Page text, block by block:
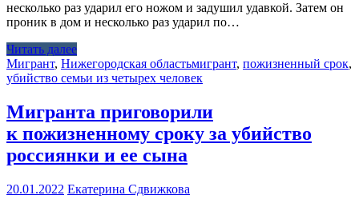
несколько раз ударил его ножом и задушил удавкой. Затем он
проник в дом и несколько раз ударил по…
Читать далее
Мигрант, Нижегородская областьмигрант, пожизненный срок,
убийство семьи из четырех человек
Мигранта приговорили
к пожизненному сроку за убийство
россиянки и ее сына
20.01.2022 Екатерина Сдвижкова